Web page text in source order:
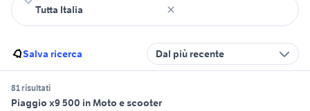
Salva ricerca Dal più recente
81 risultati
Piaggio x9 500 in Moto e scooter